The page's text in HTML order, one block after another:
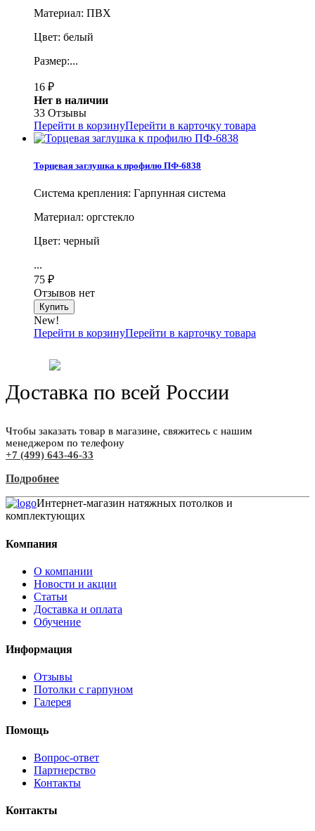
Материал: ПВХ
Цвет: белый
Размер:...
16 ₽
Нет в наличии
33 Отзывы
Перейти в корзинуПерейти в карточку товара
Торцевая заглушка к профилю ПФ-6838
Система крепления: Гарпунная система
Материал: оргстекло
Цвет: черный
...
75 ₽
Отзывов нет
New!
Перейти в корзинуПерейти в карточку товара
Доставка по всей России
Чтобы заказать товар в магазине, свяжитесь с нашим
менеджером по телефону
+7 (499) 643-46-33
Подробнее
Интернет-магазин натяжных потолков и
комплектующих
Компания
О компании
Новости и акции
Статьи
Доставка и оплата
Обучение
Информация
Отзывы
Потолки с гарпуном
Галерея
Помощь
Вопрос-ответ
Партнерство
Контакты
Контакты